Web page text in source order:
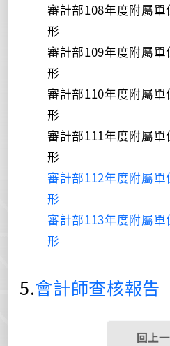
審計部108年度附屬
形
審計部109年度附屬
形
審計部110年度附屬
形
審計部111年度附屬
形
審計部112年度附屬
形
審計部113年度附屬
形
5.會計師查核報告
回上